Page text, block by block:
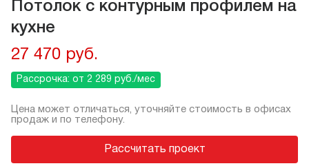
Потолок с контурным профилем на
кухне
27 470 руб.
Рассрочка: от 2 289 руб./мес
Цена может отличаться, уточняйте стоимость в офисах
продаж и по телефону.
Рассчитать проект